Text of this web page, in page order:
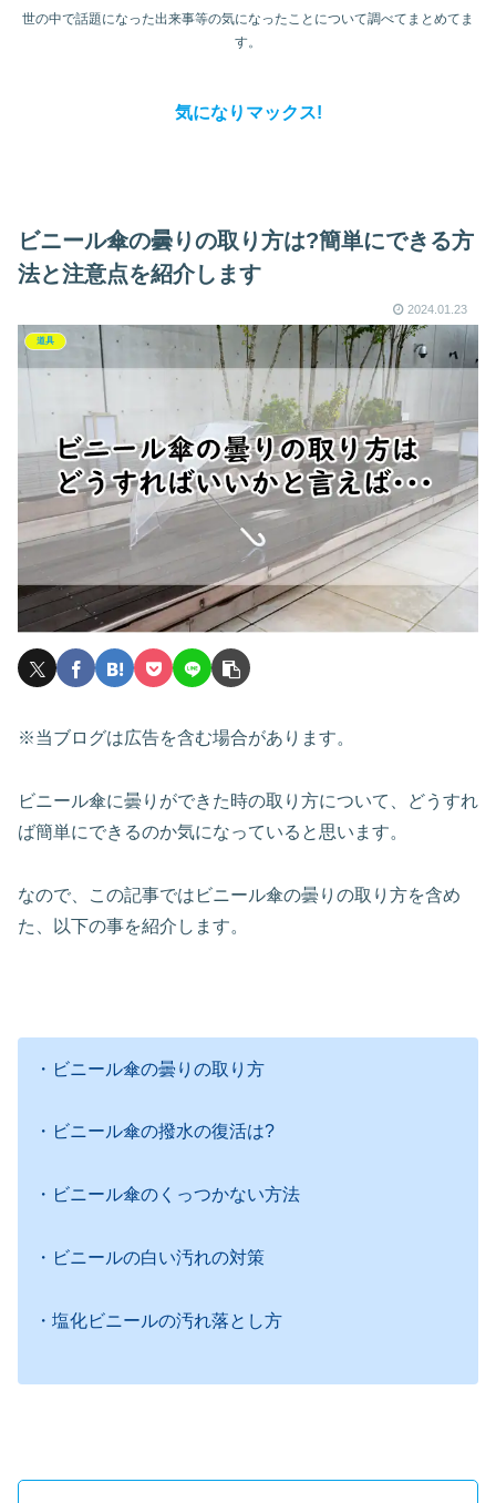
世の中で話題になった出来事等の気になったことについて調べてまとめてま
す。
気になりマックス!
ビニール傘の曇りの取り方は?簡単にできる方
法と注意点を紹介します
2024.01.23
道具
※当ブログは広告を含む場合があります。
ビニール傘に曇りができた時の取り方について、どうすれ
ば簡単にできるのか気になっていると思います。
なので、この記事ではビニール傘の曇りの取り方を含め
た、以下の事を紹介します。
・ビニール傘の曇りの取り方
・ビニール傘の撥水の復活は?
・ビニール傘のくっつかない方法
・ビニールの白い汚れの対策
・塩化ビニールの汚れ落とし方